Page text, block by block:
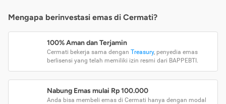
Mengapa berinvestasi emas di Cermati?
100% Aman dan Terjamin
Cermati bekerja sama dengan Treasury, penyedia emas
berlisensi yang telah memiliki izin resmi dari BAPPEBTI.
Nabung Emas mulai Rp 100.000
Anda bisa membeli emas di Cermati hanya dengan modal